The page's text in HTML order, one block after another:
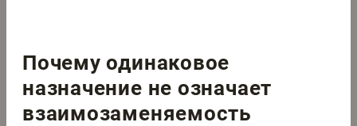
Почему одинаковое
назначение не означает
взаимозаменяемость